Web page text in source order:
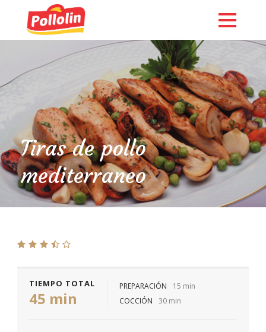
English
Tiras de pollo
mediterraneo
TIEMPO TOTAL
45 min
PREPARACIÓN
15 min
COCCIÓN
30 min